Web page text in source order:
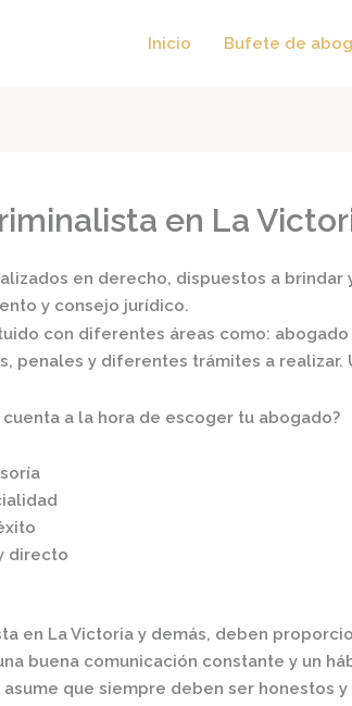
Inicio Bufete de
en La
en derecho, dispuestos a
y consejo jurídico.
con diferentes áreas como: abogado
penales y diferentes trámites a
a la hora de escoger tu abogado?
directo
en La Victoria y demás, deben
buena comunicación constante y un
que siempre deben ser honestos